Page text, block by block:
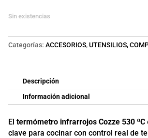
Sin existencias
Categorías: ACCESORIOS,UTENSILIOS,
Descripción
Información adicional
El termómetro infrarrojos Cozze 530 ºC
clave para cocinar con control real de